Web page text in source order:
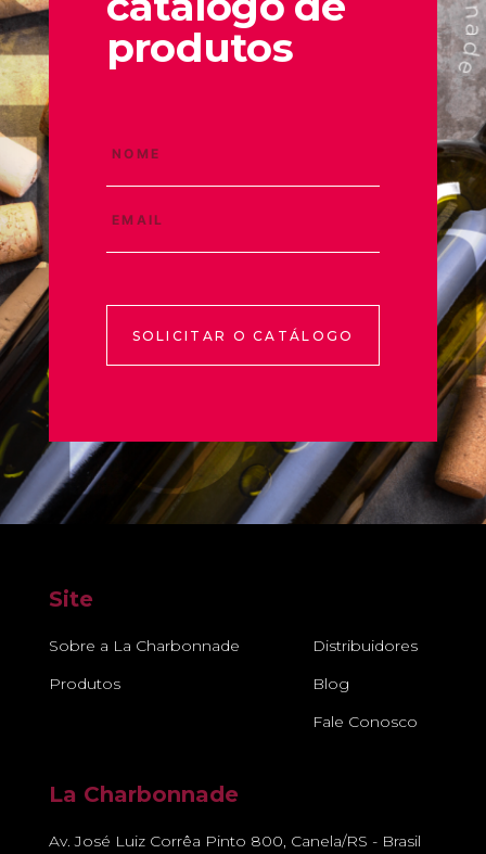
produtos
SOLICITAR O CATÁLOGO
Site
Sobre a La Charbonnade
Produtos
Distribuidores
Blog
Fale Conosco
La Charbonnade
Av. José Luiz Corrêa Pinto 800, Canela/RS - Brasil